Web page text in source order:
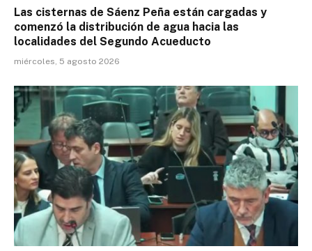
Las cisternas de Sáenz Peña están cargadas y
comenzó la distribución de agua hacia las
localidades del Segundo Acueducto
miércoles, 5 agosto 2026